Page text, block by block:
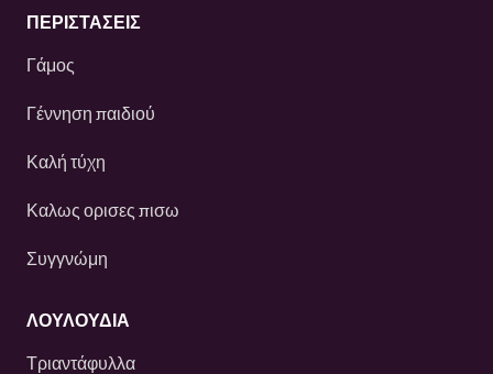
ΠΕΡΙΣΤΆΣΕΙΣ
Γάμος
Γέννηση παιδιού
Καλή τύχη
Καλως ορισες πισω
Συγγνώμη
ΛΟΥΛΟΎΔΙΑ
Τριαντάφυλλα